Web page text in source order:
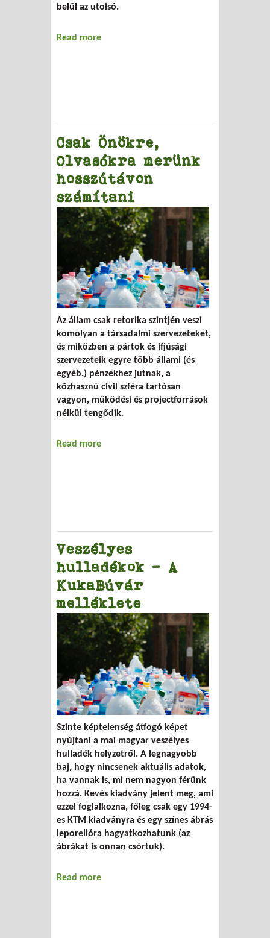
belül az utolsó.
Read more
Csak Önökre,
Olvasókra merünk
hosszútávon
számítani
Az állam csak retorika szintjén veszi
komolyan a társadalmi szervezeteket,
és miközben a pártok és ifjúsági
szervezeteik egyre több állami (és
egyéb.) pénzekhez jutnak, a
közhasznú civil szféra tartósan
vagyon, működési és projectforrások
nélkül tengődik.
Read more
Veszélyes
hulladékok - A
KukaBúvár
melléklete
Szinte képtelenség átfogó képet
nyújtani a mai magyar veszélyes
hulladék helyzetről. A legnagyobb
baj, hogy nincsenek aktuális adatok,
ha vannak is, mi nem nagyon férünk
hozzá. Kevés kiadvány jelent meg, ami
ezzel foglalkozna, főleg csak egy 1994-
es KTM kiadványra és egy színes ábrás
leporellóra hagyatkozhatunk (az
ábrákat is onnan csórtuk).
Read more